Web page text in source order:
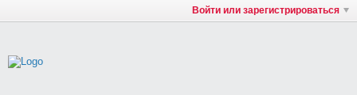
Войти или зарегистрироваться